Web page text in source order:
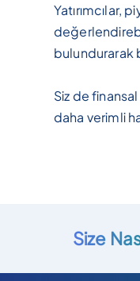
Yatırımcılar,
bulundurarak
Siz de
daha verimli
Size